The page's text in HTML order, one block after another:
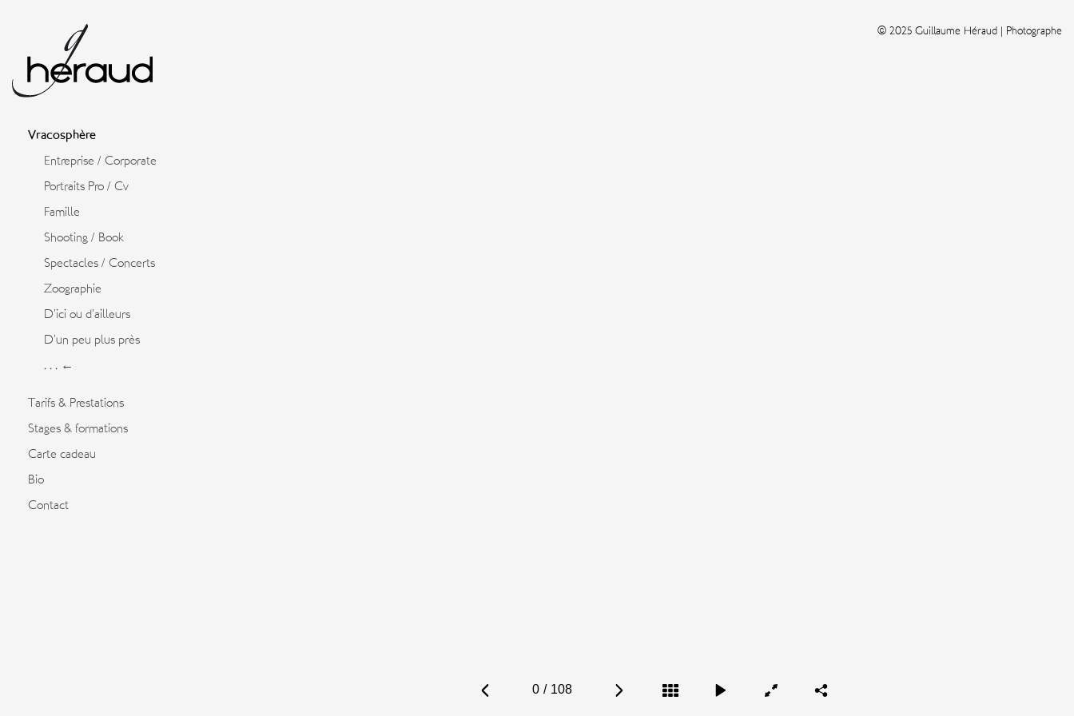
Vracosphère
Entreprise / Corporate
Portraits Pro / Cv
Famille
Shooting / Book
Spectacles / Concerts
Zoographie
D’ici ou d’ailleurs
D’un peu plus près
. . . ←
Tarifs & Prestations
Stages & formations
Carte cadeau
Bio
Contact
© 2025 Guillaume Héraud | Photographe
0 / 108